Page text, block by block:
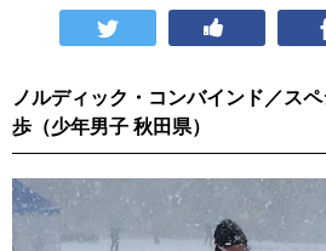
ノルディック・コンバインド／ス
歩（少年男子 秋田県）